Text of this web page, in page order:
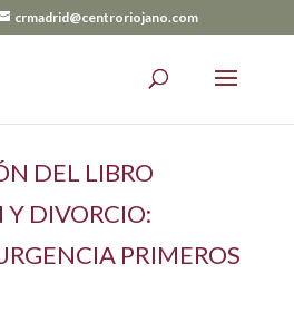
crmadrid@centroriojano.com
DEL LIBRO
Y DIVORCIO:
PRIMEROS